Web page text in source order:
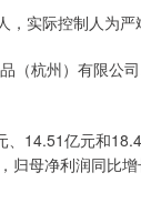
实际控制人为严
（杭州）有限公
14.51亿元和
母净利润同比